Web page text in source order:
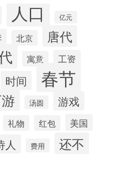
人口 亿元
北京 唐代
寓意 工资
时间 春节
汤圆 游戏
礼物 红包 美国
人 费用 还不